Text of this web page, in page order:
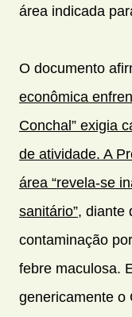
área indicada
O documento
econômica
Conchal” exigia
de atividade. A
área “revela-se
sanitário”, diante
contaminação
febre maculosa.
genericamente o